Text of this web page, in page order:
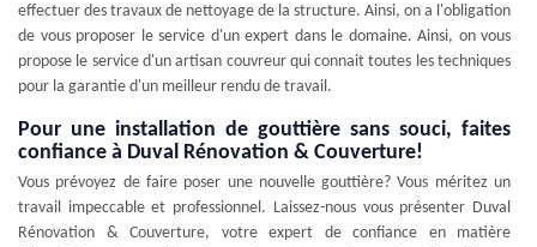
effectuer des travaux de nettoyage de la structure. Ainsi, on a l'obligation
de vous proposer le service d'un expert dans le domaine. Ainsi, on vous
propose le service d'un artisan couvreur qui connait toutes les techniques
pour la garantie d'un meilleur rendu de travail.
Pour une installation de gouttière sans souci, faites
confiance à Duval Rénovation & Couverture!
Vous prévoyez de faire poser une nouvelle gouttière? Vous méritez un
travail impeccable et professionnel. Laissez-nous vous présenter Duval
Rénovation & Couverture, votre expert de confiance en matière